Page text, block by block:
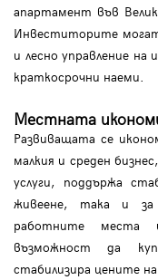
апартамент във
Инвеститорите
и лесно управление
краткосрочни наеми.
Местната
Развиващата се
малкия и среден
услуги, поддържа
живеене, така и
работните места
възможност да
стабилизира цените